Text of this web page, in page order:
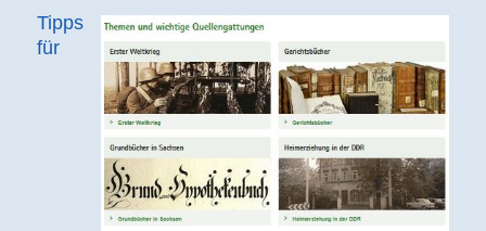
Tipps
für